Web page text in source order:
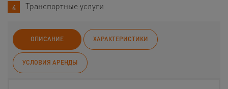
Транспортные услуги
ОПИСАНИЕ ХАРАКТЕРИСТИКИ
УСЛОВИЯ АРЕНДЫ